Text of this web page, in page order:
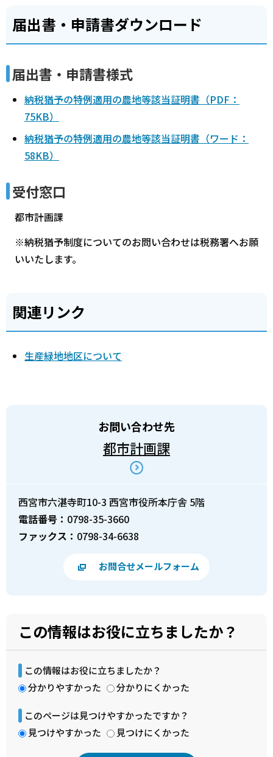
届出書・申請書ダウンロード
届出書・申請書様式
納税猶予の特例適用の農地等該当証明書（PDF：
75KB）
納税猶予の特例適用の農地等該当証明書（ワード：
58KB）
受付窓口
都市計画課
※納税猶予制度についてのお問い合わせは税務署へお願
いいたします。
関連リンク
生産緑地地区について
お問い合わせ先
都市計画課
西宮市六湛寺町10-3 西宮市役所本庁舎 5階
電話番号： 0798-35-3660
ファックス： 0798-34-6638
お問合せメールフォーム
この情報はお役に立ちましたか？
この情報はお役に立ちましたか？
分かりやすかった
分かりにくかった
このページは見つけやすかったですか？
見つけやすかった
見つけにくかった